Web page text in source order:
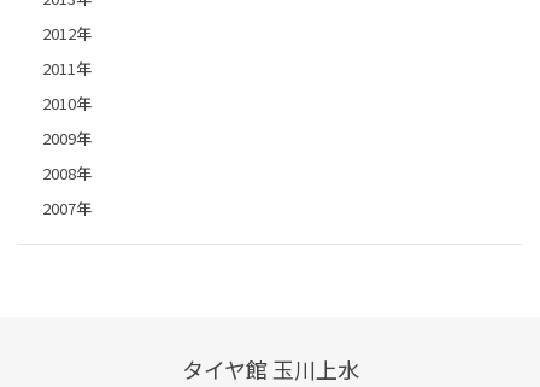
2012年
2011年
2010年
2009年
2008年
2007年
タイヤ館 玉川上水